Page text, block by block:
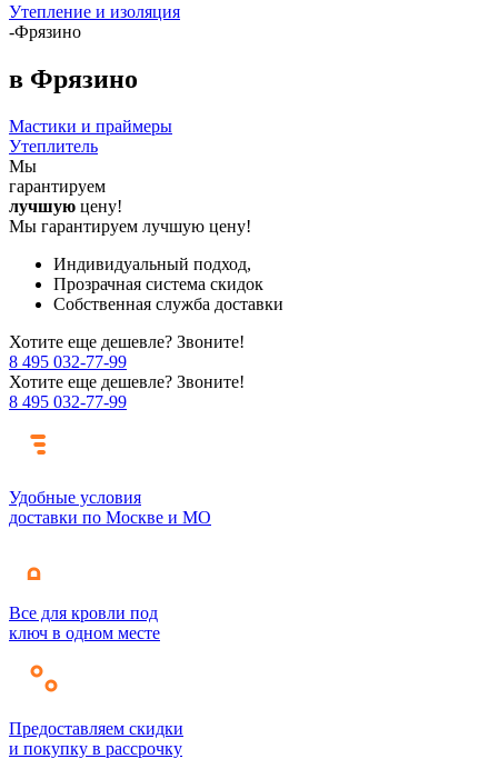
Утепление и изоляция
-Фрязино
в Фрязино
Мастики и праймеры
Утеплитель
Мы
гарантируем
лучшую цену!
Мы гарантируем лучшую цену!
Индивидуальный подход,
Прозрачная система скидок
Собственная служба доставки
Хотите еще дешевле? Звоните!
8 495 032-77-99
Хотите еще дешевле? Звоните!
8 495 032-77-99
Удобные условия
доставки по Москве и МО
Все для кровли под
ключ в одном месте
Предоставляем скидки
и покупку в рассрочку